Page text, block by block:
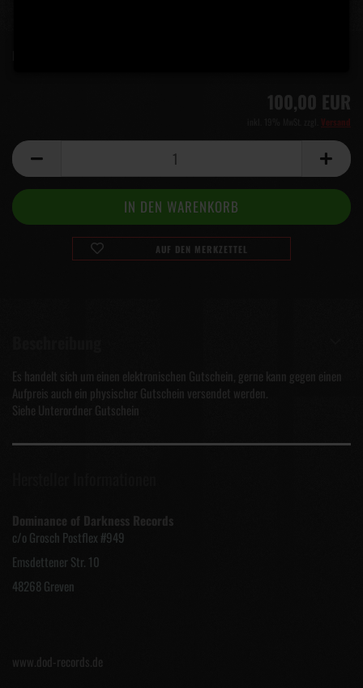
100,00 EUR
Versand
AUF DEN MERKZETTEL
Es handelt sich um einen elektronischen Gutschein, gerne kann gegen einen
Aufpreis auch ein physischer Gutschein versendet werden.
Siehe Unterordner Gutschein
Dominance of Darkness Records
c/o Grosch Postflex #949
Emsdettener Str. 10
48268 Greven
www.dod-records.de